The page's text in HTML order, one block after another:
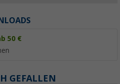
50 €
GEFALLEN